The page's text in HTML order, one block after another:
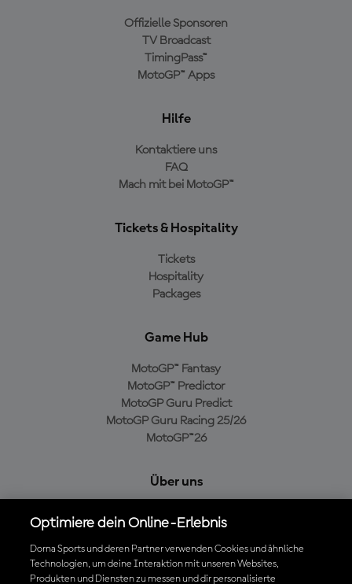
Offizielle Sponsoren
TV Broadcast
TimingPass™
MotoGP™ Apps
Hilfe
Kontaktiere uns
FAQ
Mach mit bei MotoGP™
Tickets & Hospitality
Tickets
Hospitality
Packages
Game Hub
MotoGP™ Fantasy
MotoGP™ Predictor
MotoGP Guru Predict
MotoGP Guru Racing 25/26
MotoGP™26
Über uns
Cookie-Richtlinien
Geschäftsbedingungen
Datenschutzrichtlinien
Optimiere dein Online-Erlebnis
Dorna Sports und deren Partner verwenden Cookies und ähnliche
Technologien, um deine Interaktion mit unseren Websites,
Produkten und Diensten zu messen und dir personalisierte